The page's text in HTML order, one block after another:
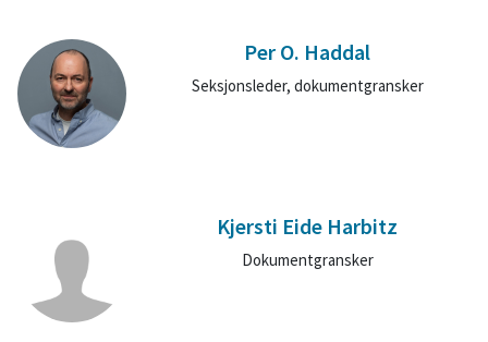
Per O. Haddal
Seksjonsleder, dokumentgransker
Kjersti Eide Harbitz
Dokumentgransker